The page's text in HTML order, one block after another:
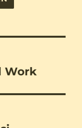
Work